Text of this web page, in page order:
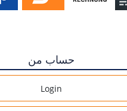
حساب من
Login